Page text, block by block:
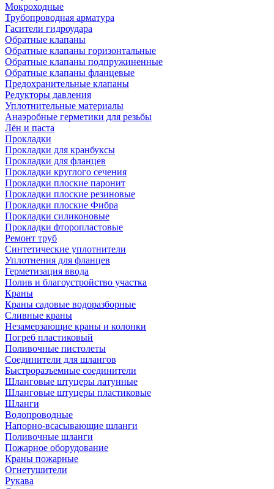
Мокроходные
Трубопроводная арматура
Гасители гидроудара
Обратные клапаны
Обратные клапаны горизонтальные
Обратные клапаны подпружиненные
Обратные клапаны фланцевые
Предохранительные клапаны
Редукторы давления
Уплотнительные материалы
Анаэробные герметики для резьбы
Лён и паста
Прокладки
Прокладки для кранбуксы
Прокладки для фланцев
Прокладки круглого сечения
Прокладки плоские паронит
Прокладки плоские резиновые
Прокладки плоские Фибра
Прокладки силиконовые
Прокладки фторопластовые
Ремонт труб
Синтетические уплотнители
Уплотнения для фланцев
Герметизация ввода
Полив и благоустройство участка
Краны
Краны садовые водоразборные
Сливные краны
Незамерзающие краны и колонки
Погреб пластиковый
Поливочные пистолеты
Соединители для шлангов
Быстроразъемные соединители
Шланговые штуцеры латунные
Шланговые штуцеры пластиковые
Шланги
Водопроводные
Напорно-всасывающие шланги
Поливочные шланги
Пожарное оборудование
Краны пожарные
Огнетушители
Рукава